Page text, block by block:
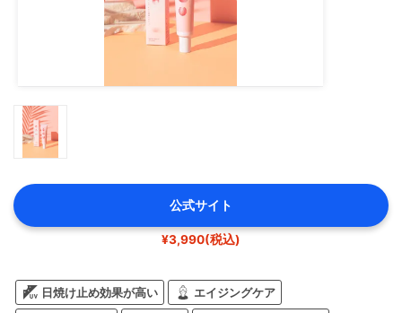
公式サイト
¥3,990(税込)
日焼け止め効果が高い エイジングケア